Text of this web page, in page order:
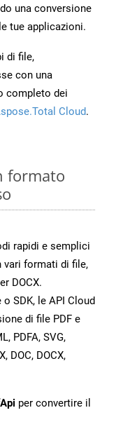
una conversione
tue applicazioni.
di file,
con una
completo dei
Cloud.
formato
rapidi e semplici
vari formati di file,
DOCX.
SDK, le API Cloud
di file PDF e
PDFA, SVG,
DOC, DOCX,
per convertire il